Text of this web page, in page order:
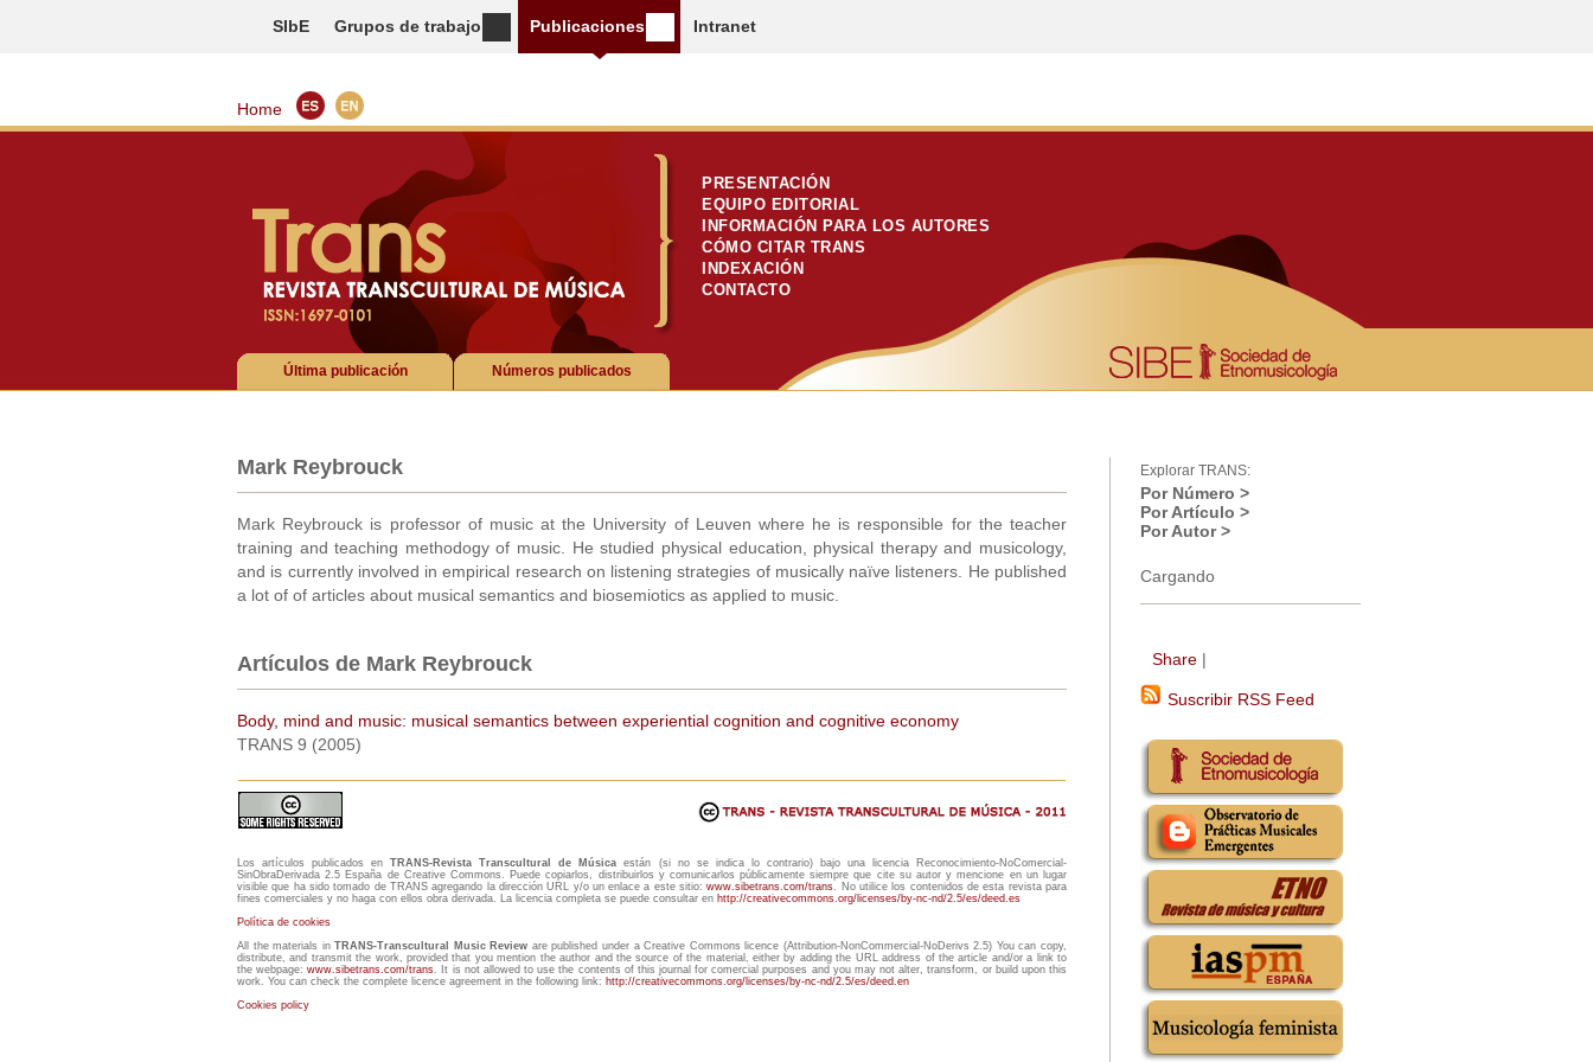
SIbE Grupos de trabajo Publicaciones Intranet
Home
PRESENTACIÓN
EQUIPO EDITORIAL
INFORMACIÓN PARA LOS AUTORES
CÓMO CITAR TRANS
INDEXACIÓN
CONTACTO
Números publicados
Última publicación
Explorar TRANS:
Por Número >
Por Artículo >
Por Autor >
Cargando
Share |
Suscribir RSS Feed
Mark Reybrouck
Mark Reybrouck is professor of music at the University of Leuven where he is responsible for the teacher
training and teaching methodogy of music. He studied physical education, physical therapy and musicology,
and is currently involved in empirical research on listening strategies of musically naïve listeners. He published
a lot of of articles about musical semantics and biosemiotics as applied to music.
Artículos de Mark Reybrouck
Body, mind and music: musical semantics between experiential cognition and cognitive economy
TRANS 9 (2005)
Los artículos publicados enTRANS-Revista Transcultural de Música están (si no se indica lo contrario) bajo una licencia Reconocimiento-NoComercial-
SinObraDerivada 2.5 España de Creative Commons. Puede copiarlos, distribuirlos y comunicarlos públicamente siempre que cite su autor y mencione en un lugar
visible que ha sido tomado de TRANS agregando la dirección URL y/o un enlace a este sitio:www.sibetrans.com/trans. No utilice los contenidos de esta revista para
fines comerciales y no haga con ellos obra derivada. La licencia completa se puede consultar en http://creativecommons.org/licenses/by-nc-nd/2.5/es/deed.es
Política de cookies
All the materials inTRANS-Transcultural Music Review are published under a Creative Commons licence (Attribution-NonCommercial-NoDerivs 2.5) You can copy,
distribute, and transmit the work, provided that you mention the author and the source of the material, either by adding the URL address of the article and/or a link to
the webpage:www.sibetrans.com/trans. It is not allowed to use the contents of this journal for comercial purposes and you may not alter, transform, or build upon this
work. You can check the complete licence agreement in the following link: http://creativecommons.org/licenses/by-nc-nd/2.5/es/deed.en
Cookies policy